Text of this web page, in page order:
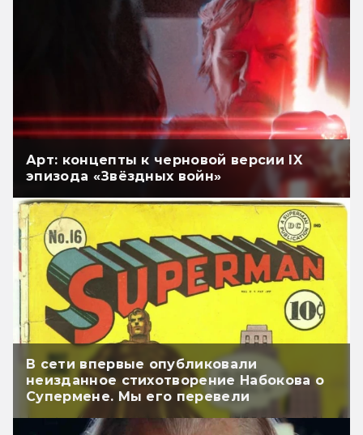
Арт: концепты к черновой версии IX
эпизода «Звёздных войн»
В сети впервые опубликовали
неизданное стихотворение Набокова о
Супермене. Мы его перевели